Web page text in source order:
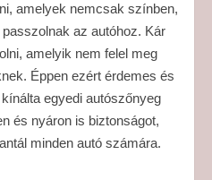
amelyek nemcsak színben,
az autóhoz. Kár
amelyik nem felel meg
Éppen ezért érdemes és
egyedi autószőnyeg
és nyáron is biztonságot,
minden autó számára.